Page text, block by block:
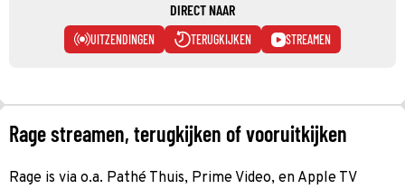
DIRECT NAAR
UITZENDINGEN TERUGKIJKEN STREAMEN
Rage streamen, terugkijken of vooruitkijken
Rage is via o.a. Pathé Thuis, Prime Video, en Apple TV